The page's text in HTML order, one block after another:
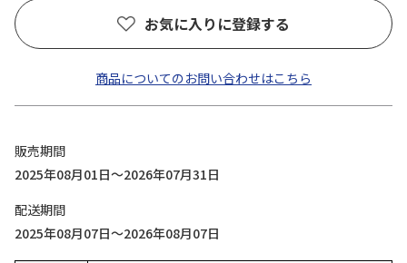
お気に入りに登録する
商品についてのお問い合わせはこちら
販売期間
2025年08月01日～2026年07月31日
配送期間
2025年08月07日～2026年08月07日